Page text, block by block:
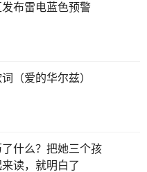
布雷电蓝色预警
（爱的华尔兹）
什么？把她三个孩
读，就明白了